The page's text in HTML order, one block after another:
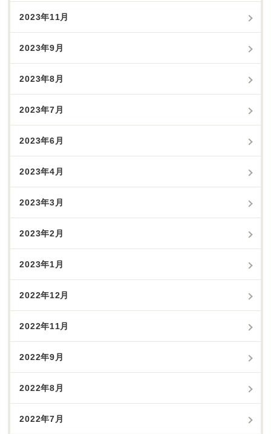
2023年11月
2023年9月
2023年8月
2023年7月
2023年6月
2023年4月
2023年3月
2023年2月
2023年1月
2022年12月
2022年11月
2022年9月
2022年8月
2022年7月